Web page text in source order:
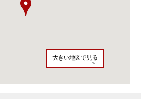
大きい地図で見る